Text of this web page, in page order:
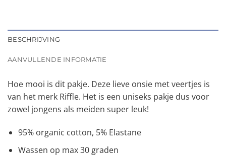
BESCHRIJVING
AANVULLENDE INFORMATIE
Hoe mooi is dit pakje. Deze lieve onsie met veertjes is
van het merk Riffle. Het is een uniseks pakje dus voor
zowel jongens als meiden super leuk!
95% organic cotton, 5% Elastane
Wassen op max 30 graden